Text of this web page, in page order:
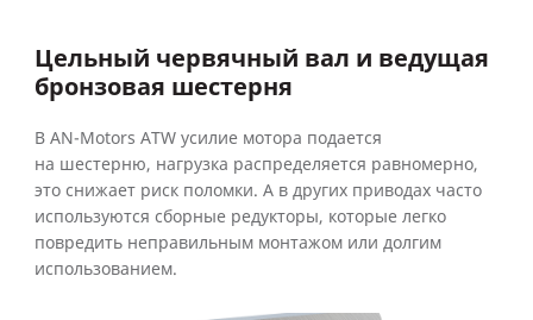
Цельный червячный вал и ведущая
бронзовая шестерня
В AN-Motors ATW усилие мотора подается
на шестерню, нагрузка распределяется равномерно,
это снижает риск поломки. А в других приводах часто
используются сборные редукторы, которые легко
повредить неправильным монтажом или долгим
использованием.